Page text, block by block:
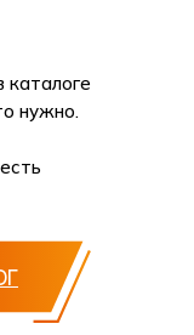
каталоге
нужно.